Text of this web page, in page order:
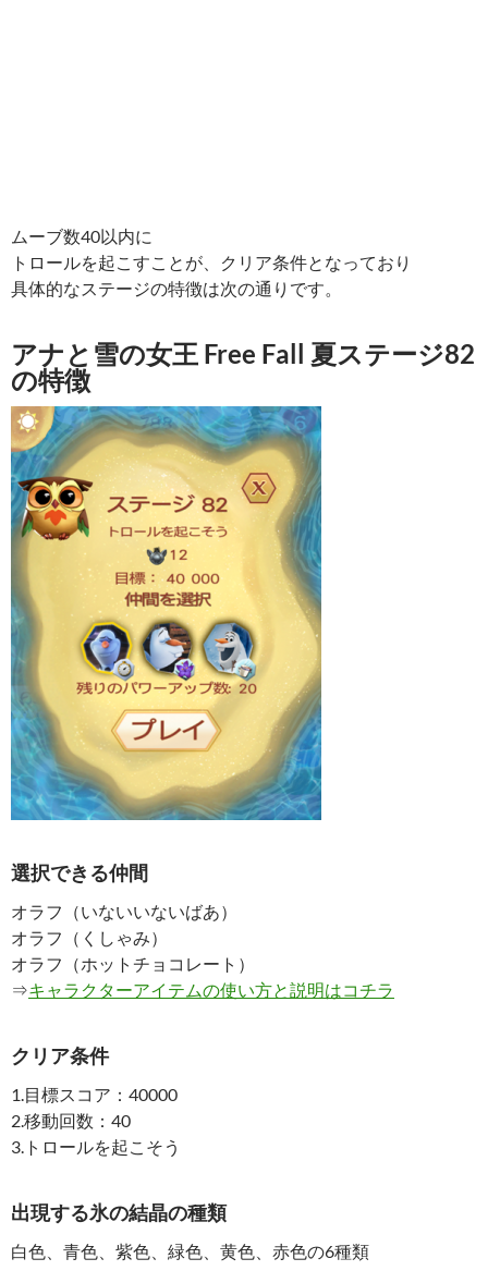
ムーブ数40以内に
トロールを起こすことが、クリア条件となっており
具体的なステージの特徴は次の通りです。
アナと雪の女王 Free Fall 夏ステージ82
の特徴
選択できる仲間
オラフ（いないいないばあ）
オラフ（くしゃみ）
オラフ（ホットチョコレート）
⇒キャラクターアイテムの使い方と説明はコチラ
クリア条件
1.目標スコア：40000
2.移動回数：40
3.トロールを起こそう
出現する氷の結晶の種類
白色、青色、紫色、緑色、黄色、赤色の6種類